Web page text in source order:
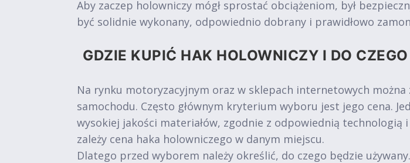
Aby zaczep holowniczy mógł sprostać obciążeniom, był
być solidnie wykonany, odpowiednio dobrany i prawidłowo
GDZIE KUPIĆ HAK HOLOWNICZY I DO
Na rynku motoryzacyjnym oraz w sklepach internetowych
samochodu. Często głównym kryterium wyboru jest jego cena.
wysokiej jakości materiałów, zgodnie z odpowiednią technologią
zależy cena haka holowniczego w danym miejscu.
Dlatego przed wyborem należy określić, do czego będzie